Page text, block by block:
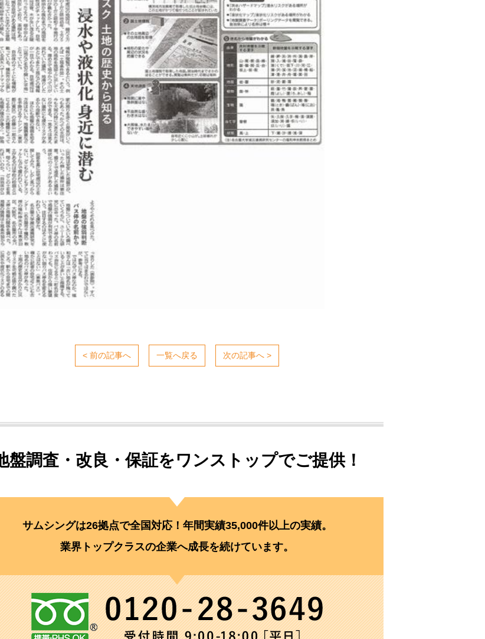
< 前の記事へ 一覧へ戻る 次の記事へ >
盤調査・改良・保証をワンストップでご提供！
サムシングは26拠点で全国対応！ 年間実績35,000件以上の実績。
業界トップクラスの企業へ成長を続けています。